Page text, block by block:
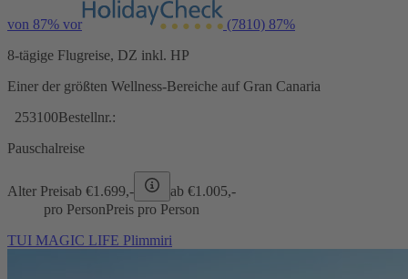
von 87% vor (7810) 87%
8-tägige Flugreise, DZ inkl. HP
Einer der größten Wellness-Bereiche auf Gran Canaria
253100Bestellnr.:
Pauschalreise
Alter Preisab €1.699,- ab €1.005,-
pro PersonPreis pro Person
TUI MAGIC LIFE Plimmiri